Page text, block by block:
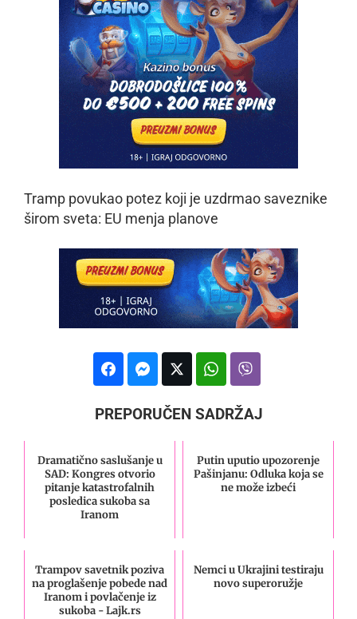
Tramp povukao potez koji je uzdrmao saveznike
širom sveta: EU menja planove
PREPORUČEN SADRŽAJ
Dramatično saslušanje u
SAD: Kongres otvorio
pitanje katastrofalnih
posledica sukoba sa
Iranom
Putin uputio upozorenje
Pašinjanu: Odluka koja se
ne može izbeći
Trampov savetnik poziva
na proglašenje pobede nad
Iranom i povlačenje iz
sukoba - Lajk.rs
Nemci u Ukrajini testiraju
novo superoružje